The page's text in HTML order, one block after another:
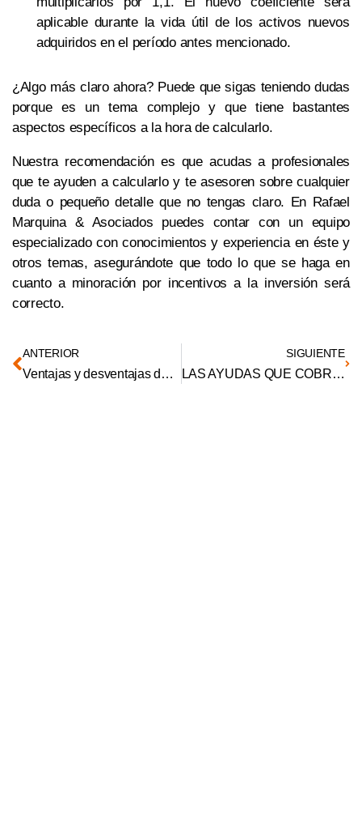
aplicable durante la vida útil de los activos nuevos
adquiridos en el período antes mencionado.
¿Algo más claro ahora? Puede que sigas teniendo dudas
porque es un tema complejo y que tiene bastantes
aspectos específicos a la hora de calcularlo.
Nuestra recomendación es que acudas a profesionales
que te ayuden a calcularlo y te asesoren sobre cualquier
duda o pequeño detalle que no tengas claro. En Rafael
Marquina & Asociados puedes contar con un equipo
especializado con conocimientos y experiencia en éste y
otros temas, asegurándote que todo lo que se haga en
cuanto a minoración por incentivos a la inversión será
correcto.
ANTERIOR
Ventajas y desventajas del contrato indefinido para el empresario
SIGUIENTE
LAS AYUDAS QUE COBRARÁN LOS AGRICULTORES Y GANADEROS POR ACOGERSE A ALGUNO DE LOS NUEVE ECORREGÍMENES